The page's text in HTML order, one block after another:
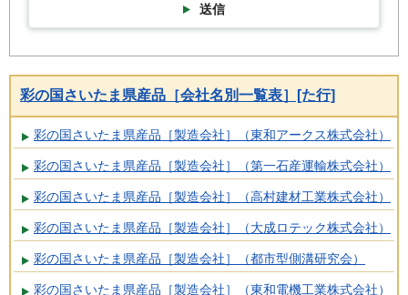
送信
彩の国さいたま県産品［会社名別一覧表］[た行]
彩の国さいたま県産品［製造会社］（東和アークス株式会社）
彩の国さいたま県産品［製造会社］（第一石産運輸株式会社）
彩の国さいたま県産品［製造会社］（高村建材工業株式会社）
彩の国さいたま県産品［製造会社］（大成ロテック株式会社）
彩の国さいたま県産品［製造会社］（都市型側溝研究会）
彩の国さいたま県産品［製造会社］（東和電機工業株式会社）